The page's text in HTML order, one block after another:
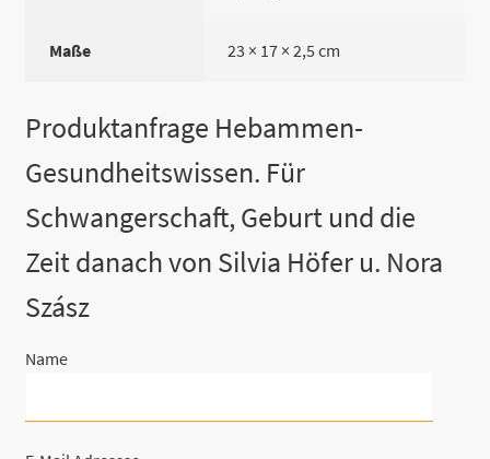
Maße 23 × 17 × 2,5 cm
Produktanfrage Hebammen-
Gesundheitswissen. Für
Schwangerschaft, Geburt und die
Zeit danach von Silvia Höfer u. Nora
Szász
Name